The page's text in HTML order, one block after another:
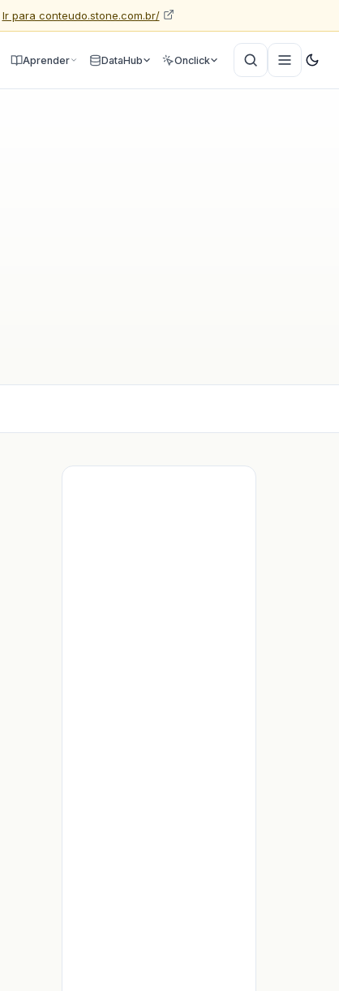
Ir para conteudo.stone.com.br/
Aprender DataHub Onclick